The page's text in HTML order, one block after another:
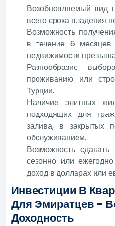
Возобновляемый вид
всего срока владения
Возможность
в течение 6 месяцев
недвижимости
Разнообразие
проживанию или
Турции.
Наличие элитных
подходящих для
залива, в закрытых
обслуживанием.
Возможность
сезонно или
доход в долларах или
Инвестиции В
Для Эмиратцев -
Доходность